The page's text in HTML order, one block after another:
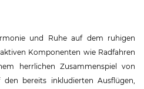
und Ruhe auf dem ruhigen
Komponenten wie Radfahren
herrlichen Zusammenspiel von
bereits inkludierten Ausflügen,